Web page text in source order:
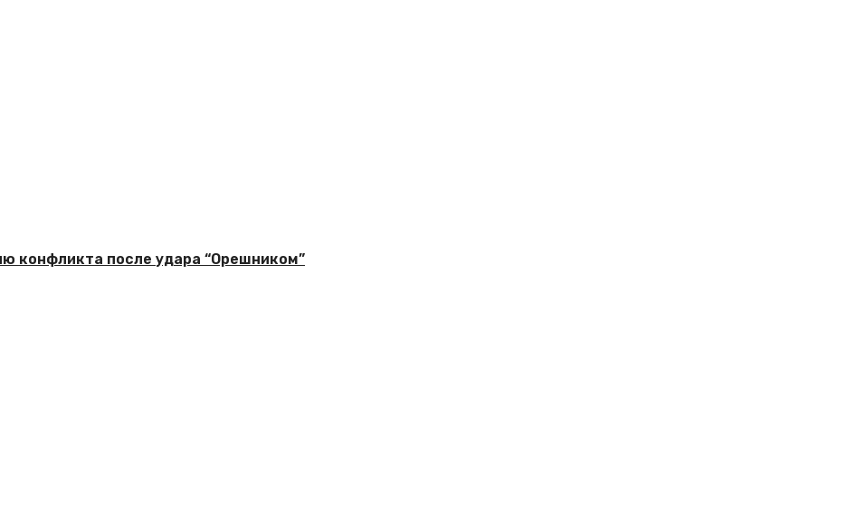
конфликта после удара “Орешником”